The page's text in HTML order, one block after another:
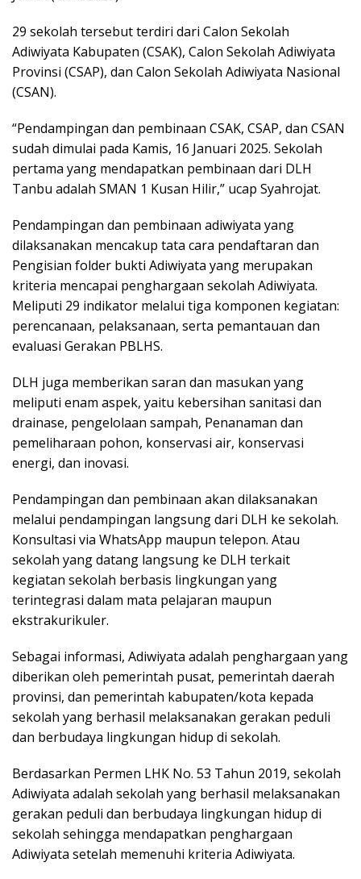
29 sekolah tersebut terdiri dari Calon Sekolah
Adiwiyata Kabupaten (CSAK), Calon Sekolah Adiwiyata
Provinsi (CSAP), dan Calon Sekolah Adiwiyata Nasional
(CSAN).
“Pendampingan dan pembinaan CSAK, CSAP, dan CSAN
sudah dimulai pada Kamis, 16 Januari 2025. Sekolah
pertama yang mendapatkan pembinaan dari DLH
Tanbu adalah SMAN 1 Kusan Hilir,” ucap Syahrojat.
Pendampingan dan pembinaan adiwiyata yang
dilaksanakan mencakup tata cara pendaftaran dan
Pengisian folder bukti Adiwiyata yang merupakan
kriteria mencapai penghargaan sekolah Adiwiyata.
Meliputi 29 indikator melalui tiga komponen kegiatan:
perencanaan, pelaksanaan, serta pemantauan dan
evaluasi Gerakan PBLHS.
DLH juga memberikan saran dan masukan yang
meliputi enam aspek, yaitu kebersihan sanitasi dan
drainase, pengelolaan sampah, Penanaman dan
pemeliharaan pohon, konservasi air, konservasi
energi, dan inovasi.
Pendampingan dan pembinaan akan dilaksanakan
melalui pendampingan langsung dari DLH ke sekolah.
Konsultasi via WhatsApp maupun telepon. Atau
sekolah yang datang langsung ke DLH terkait
kegiatan sekolah berbasis lingkungan yang
terintegrasi dalam mata pelajaran maupun
ekstrakurikuler.
Sebagai informasi, Adiwiyata adalah penghargaan yang
diberikan oleh pemerintah pusat, pemerintah daerah
provinsi, dan pemerintah kabupaten/kota kepada
sekolah yang berhasil melaksanakan gerakan peduli
dan berbudaya lingkungan hidup di sekolah.
Berdasarkan Permen LHK No. 53 Tahun 2019, sekolah
Adiwiyata adalah sekolah yang berhasil melaksanakan
gerakan peduli dan berbudaya lingkungan hidup di
sekolah sehingga mendapatkan penghargaan
Adiwiyata setelah memenuhi kriteria Adiwiyata.